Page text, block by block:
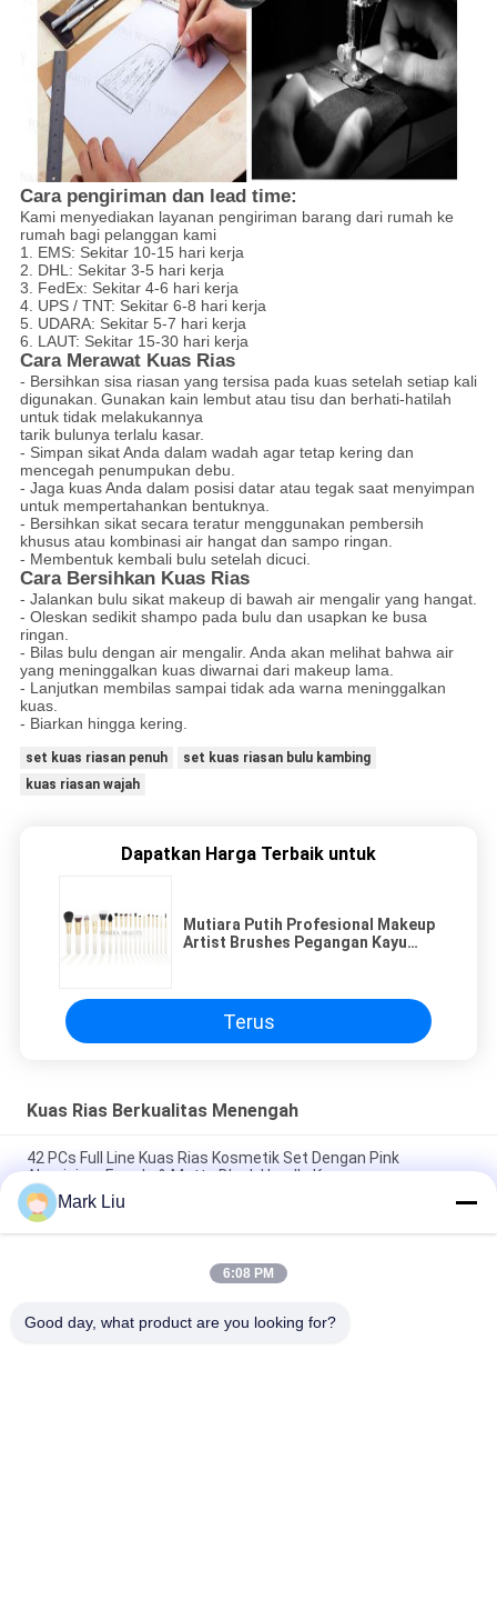
Cara pengiriman dan lead time:
Kami menyediakan layanan pengiriman barang dari rumah ke
rumah bagi pelanggan kami
1. EMS: Sekitar 10-15 hari kerja
2. DHL: Sekitar 3-5 hari kerja
3. FedEx: Sekitar 4-6 hari kerja
4. UPS / TNT: Sekitar 6-8 hari kerja
5. UDARA: Sekitar 5-7 hari kerja
6. LAUT: Sekitar 15-30 hari kerja
Cara Merawat Kuas Rias
- Bersihkan sisa riasan yang tersisa pada kuas setelah setiap kali
digunakan. Gunakan kain lembut atau tisu dan berhati-hatilah
untuk tidak melakukannya
tarik bulunya terlalu kasar.
- Simpan sikat Anda dalam wadah agar tetap kering dan
mencegah penumpukan debu.
- Jaga kuas Anda dalam posisi datar atau tegak saat menyimpan
untuk mempertahankan bentuknya.
- Bersihkan sikat secara teratur menggunakan pembersih
khusus atau kombinasi air hangat dan sampo ringan.
- Membentuk kembali bulu setelah dicuci.
Cara Bersihkan Kuas Rias
- Jalankan bulu sikat makeup di bawah air mengalir yang hangat.
- Oleskan sedikit shampo pada bulu dan usapkan ke busa
ringan.
- Bilas bulu dengan air mengalir. Anda akan melihat bahwa air
yang meninggalkan kuas diwarnai dari makeup lama.
- Lanjutkan membilas sampai tidak ada warna meninggalkan
kuas.
- Biarkan hingga kering.
set kuas riasan penuh
set kuas riasan bulu kambing
kuas riasan wajah
Dapatkan Harga Terbaik untuk
Mutiara Putih Profesional Makeup
Artist Brushes Pegangan Kayu
Terus
Kuas Rias Berkualitas Menengah
42 PCs Full Line Kuas Rias Kosmetik Set Dengan Pink
Aluminium Ferrule & Matte Black Handle Kayu
Label Pribadi Makeup Brushes Swasta 24pcs Dengan Dua
Warna Untuk Memilih
Private Label Rose Gold Kuas Makeup 25pcs Kuas Rias Mata
Mark Liu
6:08 PM
Good day, what product are you looking for?